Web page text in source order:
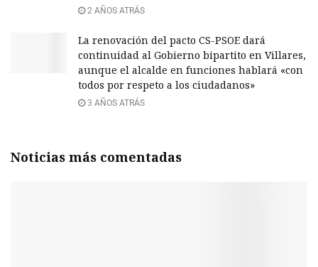
2 AÑOS ATRÁS
La renovación del pacto CS-PSOE dará
continuidad al Gobierno bipartito en Villares,
aunque el alcalde en funciones hablará «con
todos por respeto a los ciudadanos»
3 AÑOS ATRÁS
Noticias más comentadas